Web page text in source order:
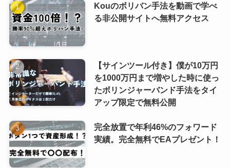
Kouのボリバン手法を動画で学べ
る非公開サイトへ無料アクセス
【サインツール付き】僕が10万円
を1000万円まで増やした時に使っ
たボリンジャーバンド手法をタイ
アップ限定で無料公開
完全放置で年利46%のフォワード
実績。完全無料でEAプレゼント！